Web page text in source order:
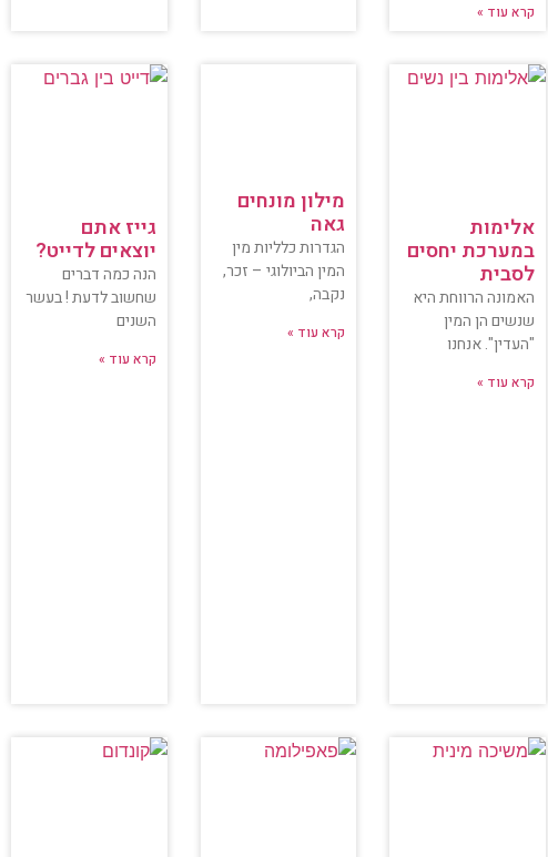
קרא עוד »
אלימות
במערכת יחסים
לסבית
האמונה הרווחת היא
שנשים הן המין
"העדין". אנחנו
קרא עוד »
מילון מונחים
גאה
הגדרות כלליות מין
המין הביולוגי – זכר,
נקבה,
קרא עוד »
גייז אתם
יוצאים לדייט?
הנה כמה דברים
שחשוב לדעת ! בעשר
השנים
קרא עוד »